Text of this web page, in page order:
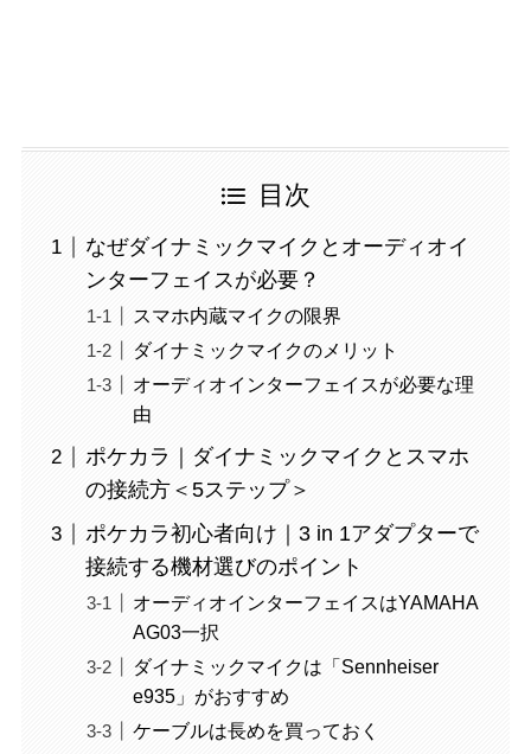
目次
なぜダイナミックマイクとオーディオイ
ンターフェイスが必要？
スマホ内蔵マイクの限界
ダイナミックマイクのメリット
オーディオインターフェイスが必要な理
由
ポケカラ｜ダイナミックマイクとスマホ
の接続方＜5ステップ＞
ポケカラ初心者向け｜3 in 1アダプターで
接続する機材選びのポイント
オーディオインターフェイスはYAMAHA
AG03一択
ダイナミックマイクは「Sennheiser
e935」がおすすめ
ケーブルは長めを買っておく